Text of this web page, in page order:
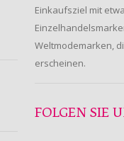
Einkaufsziel mit
Weltmodemarken,
erscheinen.
FOLGEN SIE